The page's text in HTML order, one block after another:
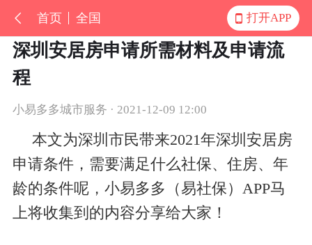
首页 全国 打开APP
深圳安居房申请所需材料及申请流
程
小易多多城市服务 · 2021-12-09 12:00
本文为深圳市民带来2021年深圳安居房
申请条件，需要满足什么社保、住房、年
龄的条件呢，小易多多（易社保）APP马
上将收集到的内容分享给大家！